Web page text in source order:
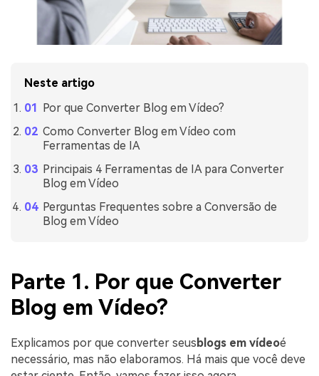
Neste artigo
Por que Converter Blog em Vídeo?
Como Converter Blog em Vídeo com
Ferramentas de IA
Principais 4 Ferramentas de IA para Converter
Blog em Vídeo
Perguntas Frequentes sobre a Conversão de
Blog em Vídeo
Parte 1. Por que Converter
Blog em Vídeo?
Explicamos por que converter seus blogs em vídeoé
necessário, mas não elaboramos. Há mais que você deve